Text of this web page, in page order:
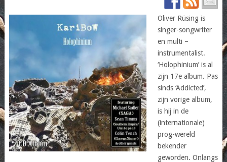
Oliver Rüsing is
singer-songwriter
en multi –
instrumentalist.
‘Holophinium’ is al
zijn 17e album. Pas
sinds ‘Addicted’,
zijn vorige album,
is hij in de
(internationale)
prog-wereld
bekender
geworden. Onlangs